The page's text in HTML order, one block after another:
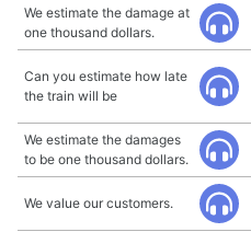
We estimate the damage at
one thousand dollars.
Can you estimate how late
the train will be
We estimate the damages
to be one thousand dollars.
We value our customers.